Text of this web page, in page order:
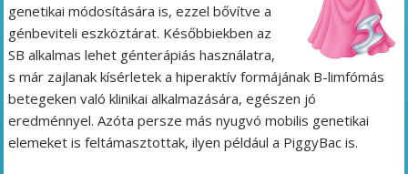
genetikai módosítására is, ezzel bővítve a
génbeviteli eszköztárat. Későbbiekben az
SB alkalmas lehet génterápiás használatra,
s már zajlanak kísérletek a hiperaktív formájának B-limfómás
betegeken való klinikai alkalmazására, egészen jó
eredménnyel. Azóta persze más nyugvó mobilis genetikai
elemeket is feltámasztottak, ilyen például a PiggyBac is.